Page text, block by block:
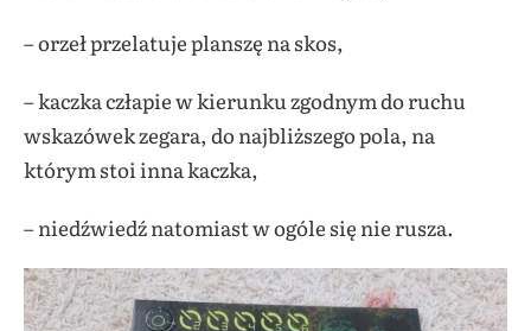
– orzeł przelatuje planszę na skos,
– kaczka człapie w kierunku zgodnym do ruchu
wskazówek zegara, do najbliższego pola, na
którym stoi inna kaczka,
– niedźwiedź natomiast w ogóle się nie rusza.